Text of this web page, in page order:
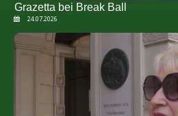
Grazetta bei Break Ball
24.07.2026